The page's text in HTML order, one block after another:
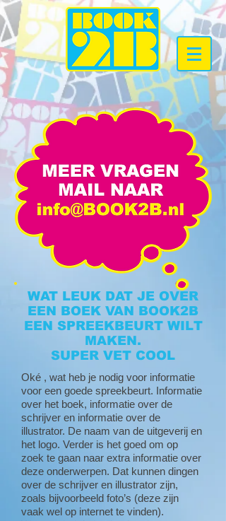
WAT LEUK DAT JE OVER
EEN BOEK VAN BOOK2B
EEN SPREEKBEURT WILT
MAKEN.
SUPER VET COOL
Oké , wat heb je nodig voor informatie
voor een goede spreekbeurt. Informatie
over het boek, informatie over de
schrijver en informatie over de
illustrator. De naam van de uitgeverij en
het logo. Verder is het goed om op
zoek te gaan naar extra informatie over
deze onderwerpen. Dat kunnen dingen
over de schrijver en illustrator zijn,
zoals bijvoorbeeld foto’s (deze zijn
vaak wel op internet te vinden).